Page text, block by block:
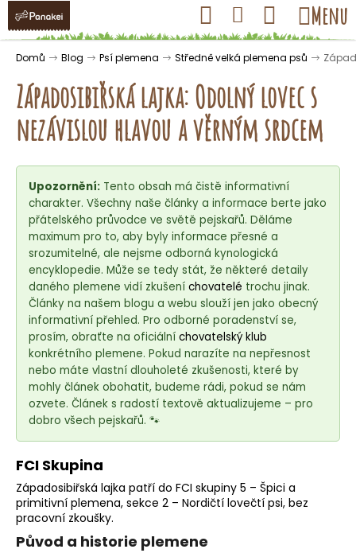
Přejít
obsah
Hledat Přihlášení
Nákupní
košík
Menu
Domů Blog Psí plemena Středně velká plemena psů
Západosibiřská lajka: Odolný lovec s
nezávislou hlavou a věrným srdcem
Upozornění: Tento obsah má čistě informativní
charakter. Všechny naše články a informace berte jako
přátelského průvodce ve světě pejskařů. Děláme
maximum pro to, aby byly informace přesné a
srozumitelné, ale nejsme odborná kynologická
encyklopedie. Může se tedy stát, že některé detaily
daného plemene vidí zkušení chovatelé trochu jinak.
Články na našem blogu a webu slouží jen jako obecný
informativní přehled. Pro odborné poradenství se,
prosím, obraťte na oficiální chovatelský klub
konkrétního plemene. Pokud narazíte na nepřesnost
nebo máte vlastní dlouholeté zkušenosti, které by
mohly článek obohatit, budeme rádi, pokud se nám
ozvete. Článek s radostí textově aktualizujeme – pro
dobro všech pejskařů. 🐾
FCI Skupina
Západosibiřská lajka patří do FCI skupiny 5 – Špici a
primitivní plemena, sekce 2 – Nordičtí lovečtí psi, bez
pracovní zkoušky.
Původ a historie plemene
K
o Zpět
Zpět
o
a
j
í
t
?